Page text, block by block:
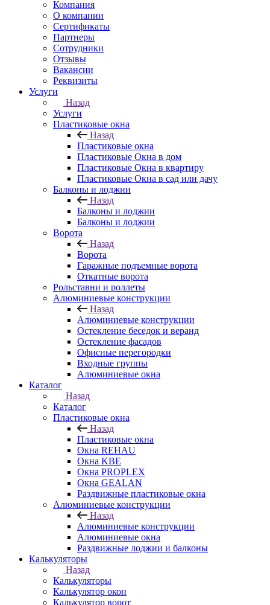
Компания
О компании
Сертификаты
Партнеры
Сотрудники
Отзывы
Вакансии
Реквизиты
Услуги
Назад
Услуги
Пластиковые окна
Назад
Пластиковые окна
Пластиковые Окна в дом
Пластиковые Окна в квартиру
Пластиковые Окна в сад или дачу
Балконы и лоджии
Назад
Балконы и лоджии
Балконы и лоджии
Ворота
Назад
Ворота
Гаражные подъемные ворота
Откатные ворота
Рольставни и роллеты
Алюминиевые конструкции
Назад
Алюминиевые конструкции
Остекление беседок и веранд
Остекление фасадов
Офисные перегородки
Входные группы
Алюминиевые окна
Каталог
Назад
Каталог
Пластиковые окна
Назад
Пластиковые окна
Окна REHAU
Окна KBE
Окна PROPLEX
Окна GEALAN
Раздвижные пластиковые окна
Алюминиевые конструкции
Назад
Алюминиевые конструкции
Алюминиевые окна
Раздвижные лоджии и балконы
Калькуляторы
Назад
Калькуляторы
Калькулятор окон
Калькулятор ворот